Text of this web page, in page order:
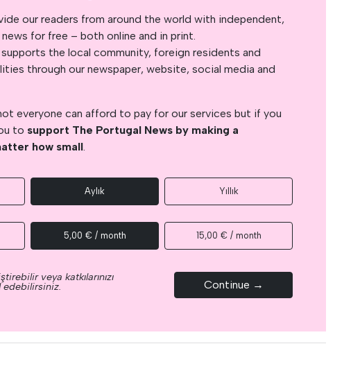
our readers from around the world with independent,
for free – both online and in print.
the local community, foreign residents and
through our newspaper, website, social media and
everyone can afford to pay for our services but if you
to support The Portugal News by making a
how small.
Aylık Yıllık
5,00 € / month 15,00 € / month
veya katkılarınızı
Continue →